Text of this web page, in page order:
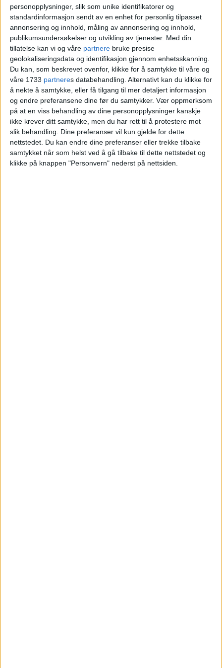
personopplysninger, slik som unike identifikatorer og
standardinformasjon sendt av en enhet for personlig tilpasset
annonsering og innhold, måling av annonsering og innhold,
publikumsundersøkelser og utvikling av tjenester. Med din
tillatelse kan vi og våre partnere bruke presise
geolokaliseringsdata og identifikasjon gjennom enhetsskanning.
Du kan, som beskrevet ovenfor, klikke for å samtykke til våre og
våre 1733 partneres databehandling. Alternativt kan du klikke for
å nekte å samtykke, eller få tilgang til mer detaljert informasjon
og endre preferansene dine før du samtykker. Vær oppmerksom
på at en viss behandling av dine personopplysninger kanskje
ikke krever ditt samtykke, men du har rett til å protestere mot
slik behandling. Dine preferanser vil kun gjelde for dette
nettstedet. Du kan endre dine preferanser eller trekke tilbake
samtykket når som helst ved å gå tilbake til dette nettstedet og
klikke på knappen "Personvern" nederst på nettsiden.
pressemelding.
Regjeringen snur om
bostedsløse: –⁠ Jeg er